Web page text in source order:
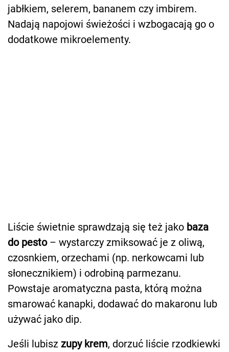
jabłkiem, selerem, bananem czy imbirem.
Nadają napojowi świeżości i wzbogacają go o
dodatkowe mikroelementy.
Liście świetnie sprawdzają się też jako baza
do pesto– wystarczy zmiksować je z oliwą,
czosnkiem, orzechami (np. nerkowcami lub
słonecznikiem) i odrobiną parmezanu.
Powstaje aromatyczna pasta, którą można
smarować kanapki, dodawać do makaronu lub
używać jako dip.
Jeśli lubisz zupy krem, dorzuć liście rzodkiewki